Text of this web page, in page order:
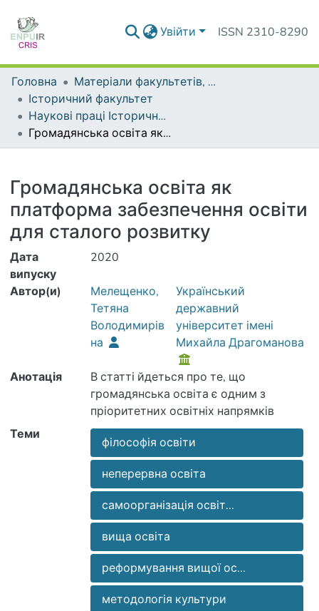
Увійти ISSN 2310-8290
Головна
Матеріали факультетів, інститутів, підрозділів
Історичний факультет
Наукові праці Історичного факультету
Громадянська освіта як платформа забезпечення освіти для сталого розвитку
Громадянська освіта як
платформа забезпечення освіти
для сталого розвитку
Дата
випуску
2020
Автор(и)
Мелещенко,
Тетяна
Володимирів
на
Український
державний
університет імені
Михайла Драгоманова
Анотація
В статті йдеться про те, що
громадянська освіта є одним з
пріоритетних освітніх напрямків
забезпечення освіти для сталого
розвитку
Теми
філософія освіти
неперервна освіта
самоорганізація освіт...
вища освіта
реформування вищої ос...
методологія культури